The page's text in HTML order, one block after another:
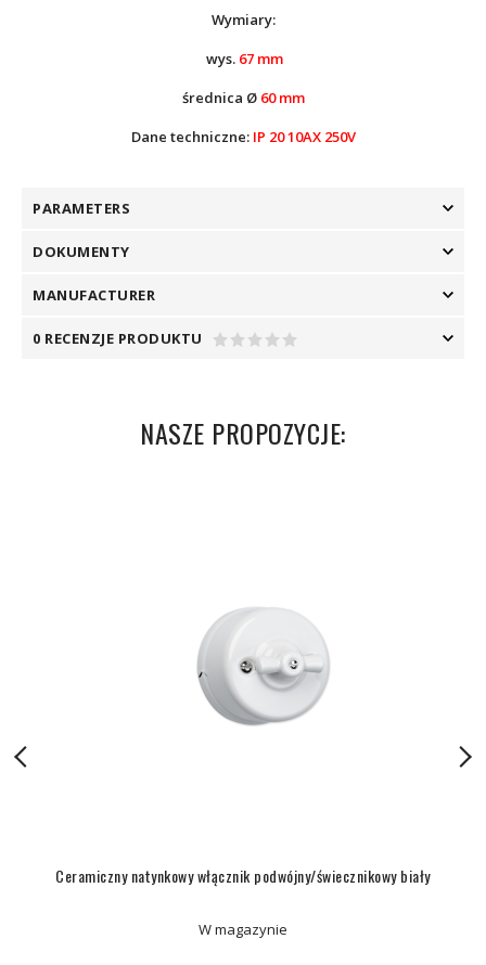
Wymiary:
wys. 67 mm
średnica Ø 60 mm
Dane techniczne: IP 20 10AX 250V
PARAMETERS
DOKUMENTY
MANUFACTURER
0 RECENZJE PRODUKTU
NASZE PROPOZYCJE:
Ceramiczny natynkowy włącznik podwójny/świecznikowy biały
W magazynie